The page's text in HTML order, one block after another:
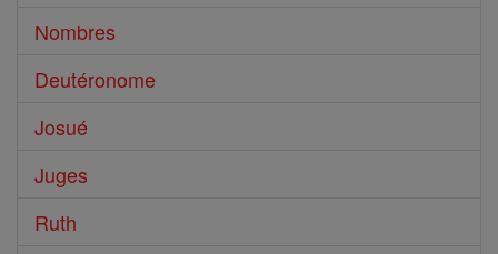
Nombres
Deutéronome
Josué
Juges
Ruth